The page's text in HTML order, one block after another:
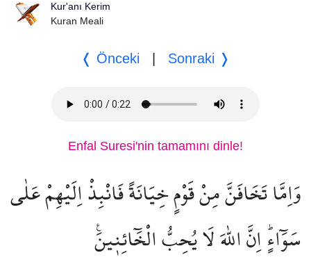
Kur'anı Kerim
Kuran Meali
❬ Önceki Sonraki ❭
Enfal Suresi'nin tamamını dinle!
وَاِمَّا تَخَافَنَّ مِنْ قَوْمٍ خِيَانَةً فَانْبِذْ اِلَيْهِمْ عَلٰى
سَوَٓاءٍۜ اِنَّ اللّٰهَ لَا يُحِبُّ الْخَٓائِن۪ينَ۟